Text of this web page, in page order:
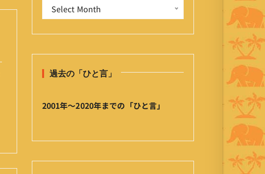
:
ひ
言
ア
イ
Select Month
過去の「ひと言」
2001年〜2020年までの「ひと言」